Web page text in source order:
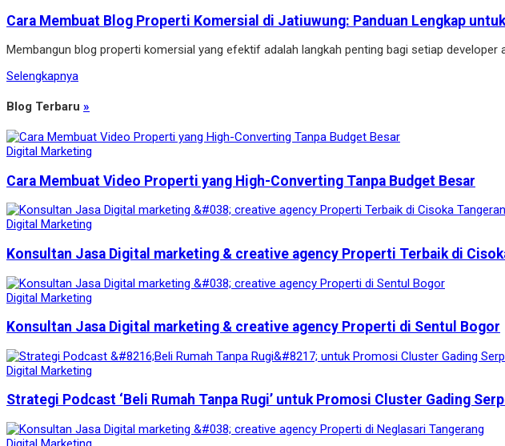
Cara Membuat Blog Properti Komersial di Jatiuwung: Panduan Lengkap
Membangun blog properti komersial yang efektif adalah langkah penting bagi setiap developer
Selengkapnya
Blog Terbaru »
Digital Marketing
Cara Membuat Video Properti yang High-Converting Tanpa Budget Besar
Digital Marketing
Konsultan Jasa Digital marketing & creative agency Properti Terbaik di
Digital Marketing
Konsultan Jasa Digital marketing & creative agency Properti di Sentul Bogor
Digital Marketing
Strategi Podcast ‘Beli Rumah Tanpa Rugi’ untuk Promosi Cluster Gading